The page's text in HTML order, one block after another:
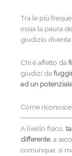
Tra le più
ossia la paura
giudizio diventa
Chi è affetto da
giudizi da
ad un
Come
A livello fisico,
differente, a
comunque, si